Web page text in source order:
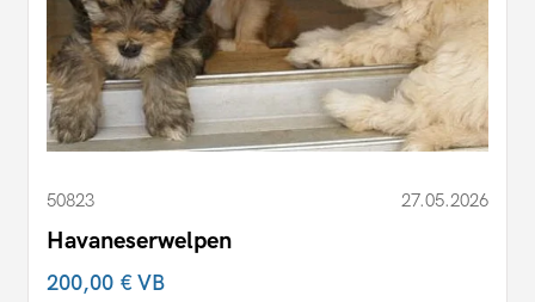
50823 27.05.2026
Havaneserwelpen
200,00 €VB